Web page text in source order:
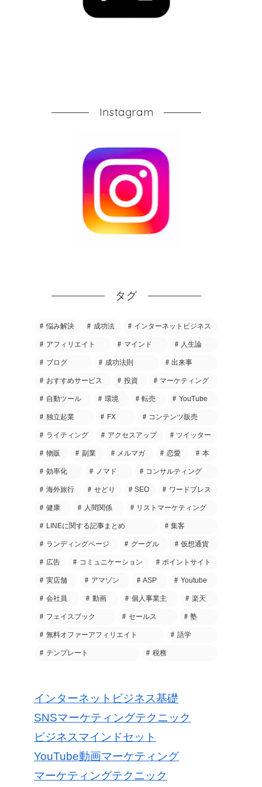
Instagram
タグ
悩み解決 成功法 インターネットビジネス
アフィリエイト マインド 人生論
ブログ 成功法則 出来事
おすすめサービス 投資 マーケティング
自動ツール 環境 転売 YouTube
独立起業 FX コンテンツ販売
ライティング アクセスアップ ツイッター
物販 副業 メルマガ 恋愛 本
効率化 ノマド コンサルティング
海外旅行 せどり SEO ワードプレス
健康 人間関係 リストマーケティング
LINEに関する記事まとめ 集客
ランディングページ グーグル 仮想通貨
広告 コミュニケーション ポイントサイト
実店舗 アマゾン ASP Youtube
会社員 動画 個人事業主 楽天
フェイスブック セールス 塾
無料オファーアフィリエイト 語学
テンプレート 税務
インターネットビジネス基礎
SNSマーケティングテクニック
ビジネスマインドセット
YouTube動画マーケティング
マーケティングテクニック